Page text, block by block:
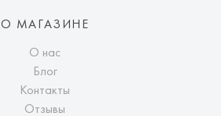
О МАГАЗИНЕ
О нас
Блог
Контакты
Отзывы